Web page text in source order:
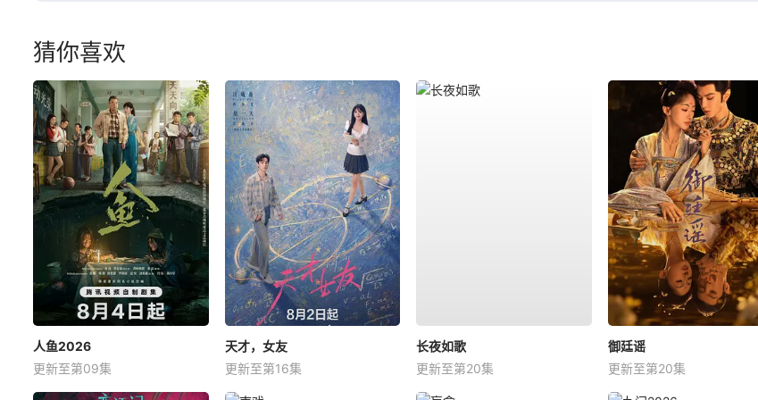
猜你喜欢
人鱼2026
更新至第09集
天才，女友
更新至第16集
长夜如歌
更新至第20集
御廷谣
更新至第20集